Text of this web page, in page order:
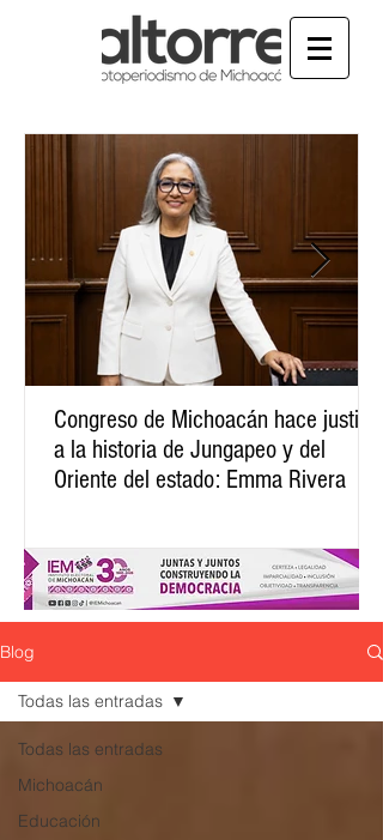
Congreso de Michoacán hace justicia
a la historia de Jungapeo y del
Oriente del estado: Emma Rivera
Blog
Todas las entradas
Michoacán
Educación
Todas las entradas